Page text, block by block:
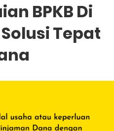
and
hit
BPKB Di
Tepat